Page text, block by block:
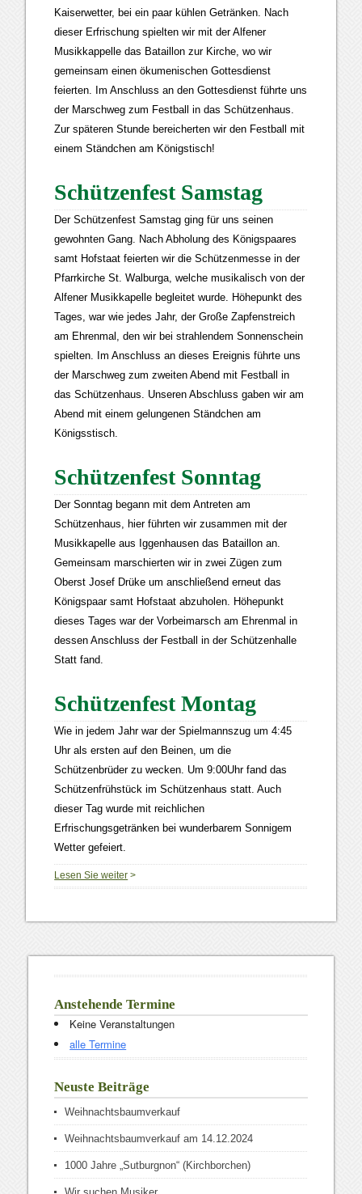
Kaiserwetter, bei ein paar kühlen Getränken. Nach
dieser Erfrischung spielten wir mit der Alfener
Musikkappelle das Bataillon zur Kirche, wo wir
gemeinsam einen ökumenischen Gottesdienst
feierten. Im Anschluss an den Gottesdienst führte uns
der Marschweg zum Festball in das Schützenhaus.
Zur späteren Stunde bereicherten wir den Festball mit
einem Ständchen am Königstisch!
Schützenfest Samstag
Der Schützenfest Samstag ging für uns seinen
gewohnten Gang. Nach Abholung des Königspaares
samt Hofstaat feierten wir die Schützenmesse in der
Pfarrkirche St. Walburga, welche musikalisch von der
Alfener Musikkapelle begleitet wurde. Höhepunkt des
Tages, war wie jedes Jahr, der Große Zapfenstreich
am Ehrenmal, den wir bei strahlendem Sonnenschein
spielten. Im Anschluss an dieses Ereignis führte uns
der Marschweg zum zweiten Abend mit Festball in
das Schützenhaus. Unseren Abschluss gaben wir am
Abend mit einem gelungenen Ständchen am
Königsstisch.
Schützenfest Sonntag
Der Sonntag begann mit dem Antreten am
Schützenhaus, hier führten wir zusammen mit der
Musikkapelle aus Iggenhausen das Bataillon an.
Gemeinsam marschierten wir in zwei Zügen zum
Oberst Josef Drüke um anschließend erneut das
Königspaar samt Hofstaat abzuholen. Höhepunkt
dieses Tages war der Vorbeimarsch am Ehrenmal in
dessen Anschluss der Festball in der Schützenhalle
Statt fand.
Schützenfest Montag
Wie in jedem Jahr war der Spielmannszug um 4:45
Uhr als ersten auf den Beinen, um die
Schützenbrüder zu wecken. Um 9:00Uhr fand das
Schützenfrühstück im Schützenhaus statt. Auch
dieser Tag wurde mit reichlichen
Erfrischungsgetränken bei wunderbarem Sonnigem
Wetter gefeiert.
Lesen Sie weiter >
Anstehende Termine
Keine Veranstaltungen
alle Termine
Neuste Beiträge
Weihnachtsbaumverkauf
Weihnachtsbaumverkauf am 14.12.2024
1000 Jahre „Sutburgnon“ (Kirchborchen)